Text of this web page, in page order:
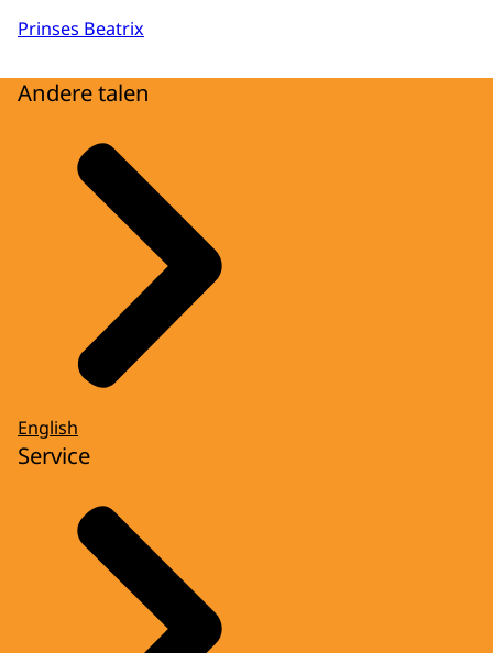
Prinses Beatrix
Andere talen
English
Service